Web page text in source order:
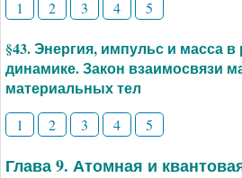
1 2 3 4 5
§43. Энергия, импульс и масса в
динамике. Закон взаимосвязи
материальных тел
1 2 3 4 5
Глава 9. Атомная и